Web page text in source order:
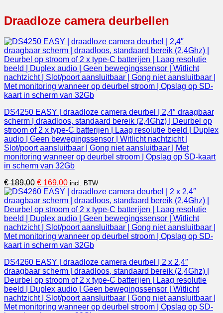
Draadloze camera deurbellen
DS4250 EASY | draadloze camera deurbel | 2,4″ draagbaar
scherm | draadloos, standaard bereik (2,4Ghz) | Deurbel op
stroom of 2 x type-C batterijen | Laag resolutie beeld | Duplex
audio | Geen bewegingssensor | Witlicht nachtzicht |
Slot/poort aansluitbaar | Gong niet aansluitbaar | Met
monitoring wanneer op deurbel stroom | Opslag op SD-kaart
in scherm van 32Gb
€189,00 Oorspronkelijke
prijs
was:
€ 189,00.
€ 169,00Huidige
prijs
is:
€ 169,00.
incl. BTW
DS4260 EASY | draadloze camera deurbel | 2 x 2,4″
draagbaar scherm | draadloos, standaard bereik (2,4Ghz) |
Deurbel op stroom of 2 x type-C batterijen | Laag resolutie
beeld | Duplex audio | Geen bewegingssensor | Witlicht
nachtzicht | Slot/poort aansluitbaar | Gong niet aansluitbaar |
Met monitoring wanneer op deurbel stroom | Opslag op SD-